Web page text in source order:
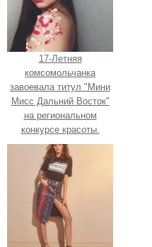
17-Летняя
комсомольчанка
завоевала титул "Мини
Мисс Дальний Восток"
на региональном
конкурсе красоты.